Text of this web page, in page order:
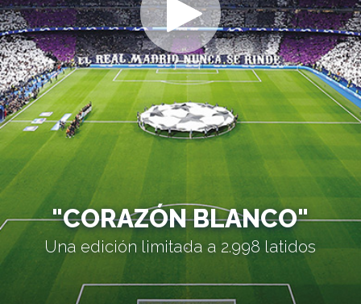
"CORAZÓN BLANCO"
Una edición limitada a 2.998 latidos